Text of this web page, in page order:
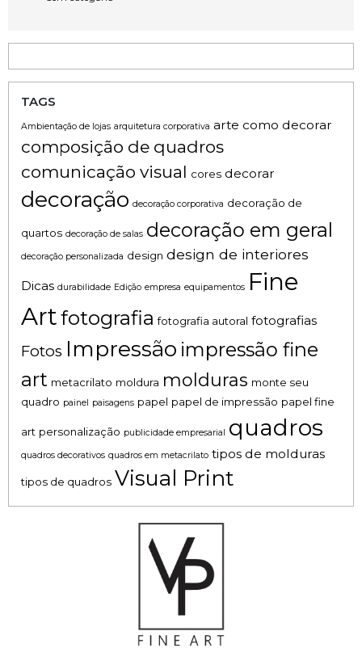
TAGS
Ambientação de lojas arquitetura corporativa arte como decorar
composição de quadros
comunicação visual cores decorar
decoração decoração corporativa decoração de
quartos decoração de salas decoração em geral
decoração personalizada design design de interiores
Dicas durabilidade Edição empresa equipamentos Fine
Artfotografia fotografia autoral fotografias
Fotos Impressão impressão fine
art metacrilato moldura molduras monte seu
quadro painel paisagens papel papel de impressão papel fine
art personalização publicidade empresarial quadros
quadros decorativos quadros em metacrilato tipos de molduras
tipos de quadros Visual Print